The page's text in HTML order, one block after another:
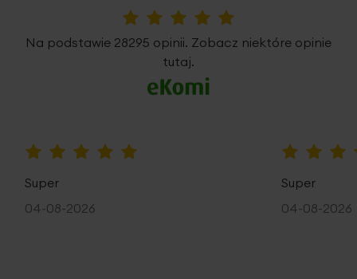
Na podstawie 28295 opinii. Zobacz niektóre opinie
tutaj.
Super
04-08-2026
Super
04-08-2026